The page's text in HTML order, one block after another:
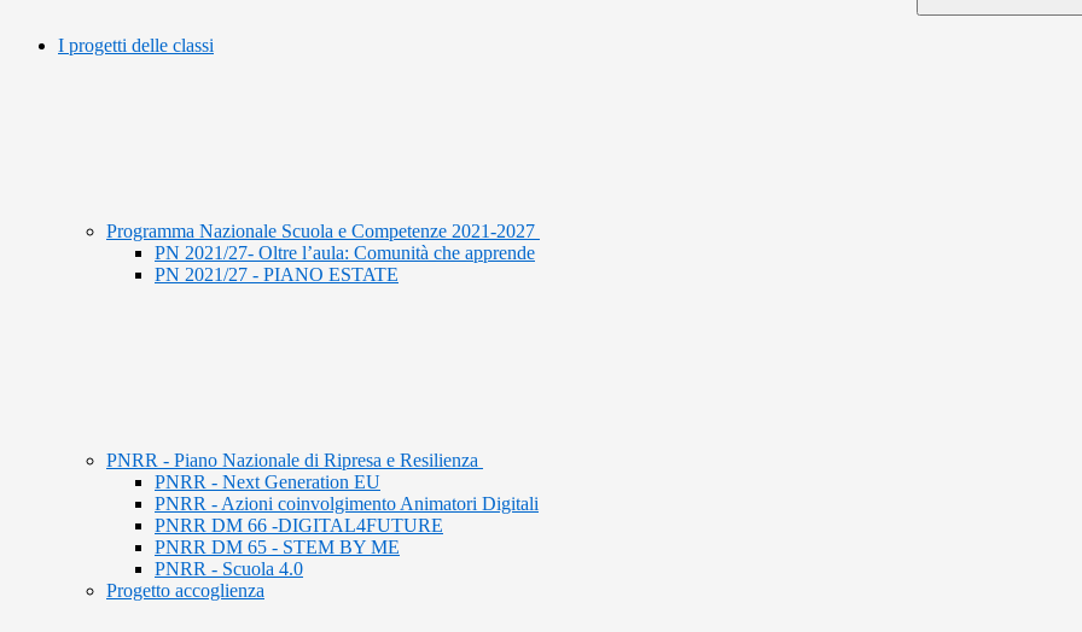
I progetti delle classi
Programma Nazionale Scuola e Competenze 2021-2027
PN 2021/27- Oltre l’aula: Comunità che apprende
PN 2021/27 - PIANO ESTATE
PNRR - Piano Nazionale di Ripresa e Resilienza
PNRR - Next Generation EU
PNRR - Azioni coinvolgimento Animatori Digitali
PNRR DM 66 -DIGITAL4FUTURE
PNRR DM 65 - STEM BY ME
PNRR - Scuola 4.0
Progetto accoglienza